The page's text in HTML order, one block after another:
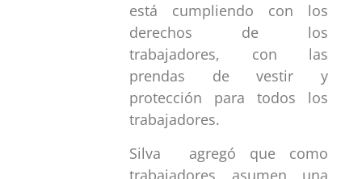
está cumpliendo con los
derechos de los
trabajadores, con las
prendas de vestir y
protección para todos los
trabajadores.
Silva agregó que como
trabajadores asumen una